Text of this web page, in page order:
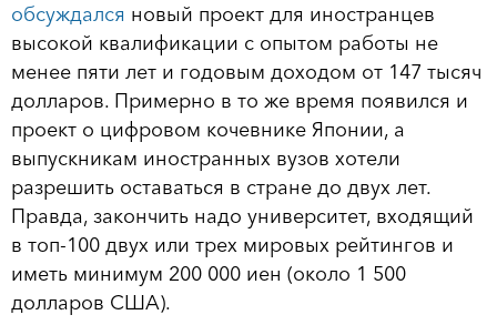
обсуждался новый проект для иностранцев
высокой квалификации с опытом работы не
менее пяти лет и годовым доходом от 147 тысяч
долларов. Примерно в то же время появился и
проект о цифровом кочевнике Японии, а
выпускникам иностранных вузов хотели
разрешить оставаться в стране до двух лет.
Правда, закончить надо университет, входящий
в топ-100 двух или трех мировых рейтингов и
иметь минимум 200 000 иен (около 1 500
долларов США).